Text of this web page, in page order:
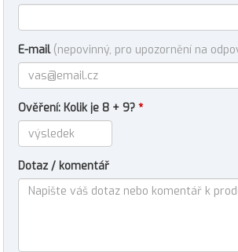
E-mail (nepovinný, pro upozornění na
Ověření: Kolik je 8 + 9? *
Dotaz / komentář